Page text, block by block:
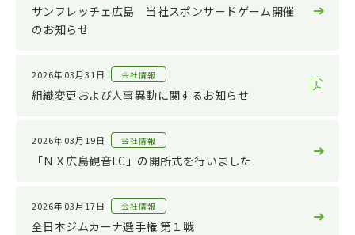
2016
2013
サンフレッチェ広島 当社スポンサードゲーム開催
のお知らせ
2026年03月31日 会社情報
組織変更および人事異動に関するお知らせ
2026年03月19日 会社情報
「ＮＸ広島観音LC」の開所式を行いました
2026年03月17日 会社情報
全日本ジムカーナ選手権 第１戦